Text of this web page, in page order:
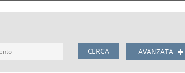
CERCA AVANZATA